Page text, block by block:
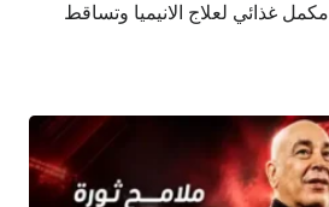
فيروجلوبين Feroglobin مكمل غذائي لعلاج الانيميا وتساقط